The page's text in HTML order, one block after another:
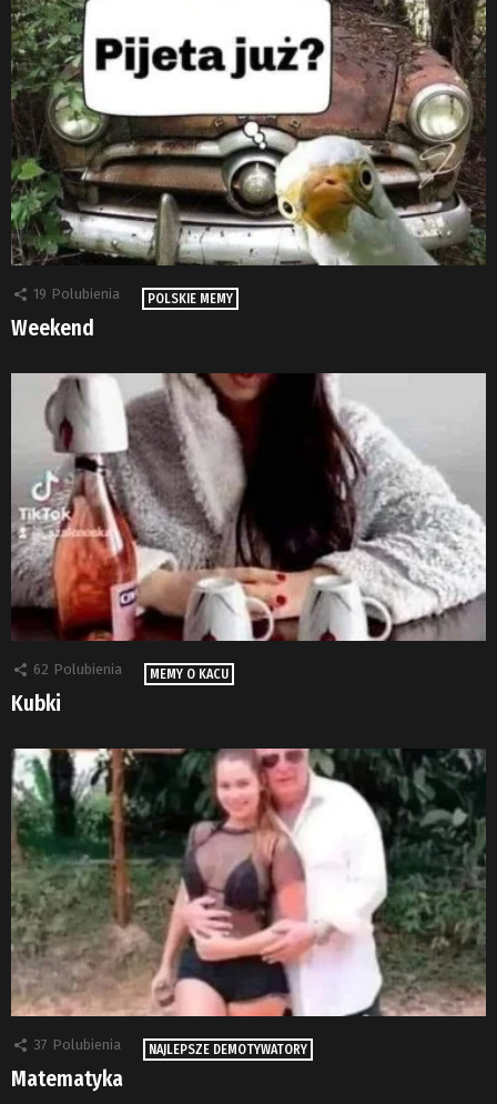
19 Polubienia POLSKIE MEMY
Weekend
62 Polubienia MEMY O KACU
Kubki
37 Polubienia NAJLEPSZE DEMOTYWATORY
Matematyka